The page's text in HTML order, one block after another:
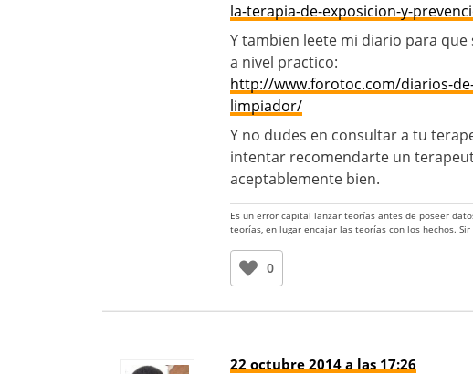
la-terapia-de-exposicion-y-
Y tambien leete mi diario para
a nivel practico:
http://www.forotoc.com/diarios-
limpiador/
Y no dudes en consultar a tu
intentar recomendarte un
aceptablemente bien.
Es un error capital lanzar teorías antes de poseer
teorías, en lugar encajar las teorías con los hechos. Sir
0
22 octubre 2014 a las 17:26